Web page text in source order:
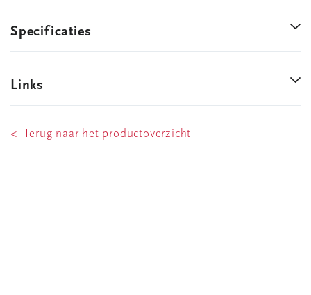
Specificaties
Links
< Terug naar het productoverzicht